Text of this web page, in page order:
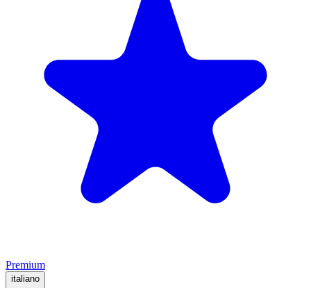
Premium
italiano